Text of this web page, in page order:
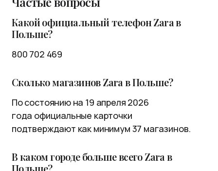
Какой официальный телефон Zara в
Польше?
800 702 469
Сколько магазинов Zara в Польше?
По состоянию на 19 апреля 2026
года официальные карточки
подтверждают как минимум 37 магазинов.
В каком городе больше всего Zara в
Польше?